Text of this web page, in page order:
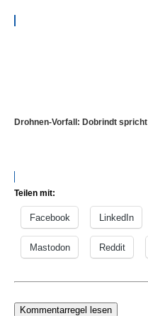
Drohnen-Vorfall: Dobrindt
Teilen mit:
Facebook LinkedIn
Mastodon Reddit
Kommentarregel lesen